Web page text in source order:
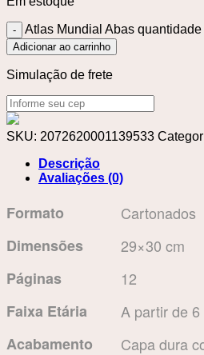
Atlas Mundial Abas quantidade
Adicionar ao carrinho
Simulação de frete
SKU: 2072620001139533
Descrição
Avaliações (0)
Formato
Cartonados
Dimensões
29×30 cm
Páginas
12
Faixa Etária
A partir de 6
Acabamento
Capa dura